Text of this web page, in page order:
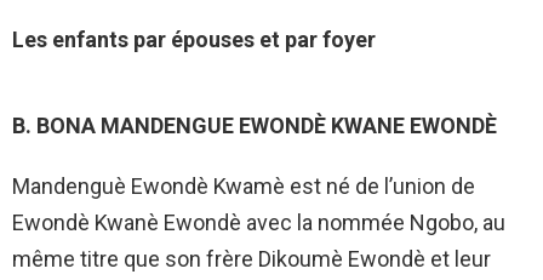
Les enfants par épouses et par foyer
B. BONA MANDENGUE EWONDÈ KWANE EWONDÈ
Mandenguè Ewondè Kwamè est né de l’union de
Ewondè Kwanè Ewondè avec la nommée Ngobo, au
même titre que son frère Dikoumè Ewondè et leur